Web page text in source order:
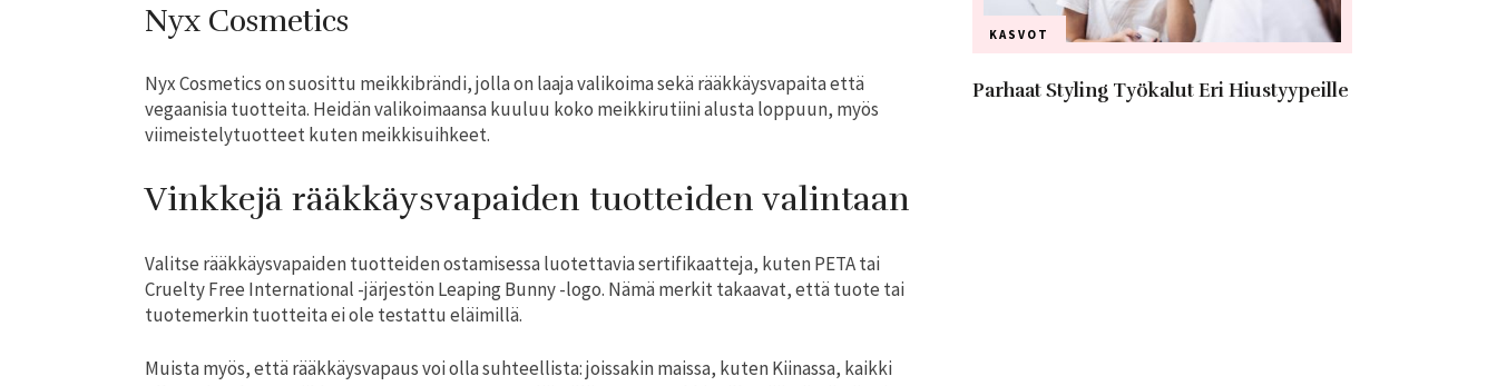
Nyx Cosmetics
Nyx Cosmetics on suosittu meikkibrändi, jolla on laaja valikoima sekä rääkkäysvapaita että
vegaanisia tuotteita. Heidän valikoimaansa kuuluu koko meikkirutiini alusta loppuun, myös
viimeistelytuotteet kuten meikkisuihkeet.
Vinkkejä rääkkäysvapaiden tuotteiden valintaan
Valitse rääkkäysvapaiden tuotteiden ostamisessa luotettavia sertifikaatteja, kuten PETA tai
Cruelty Free International -järjestön Leaping Bunny -logo. Nämä merkit takaavat, että tuote tai
tuotemerkin tuotteita ei ole testattu eläimillä.
Muista myös, että rääkkäysvapaus voi olla suhteellista: joissakin maissa, kuten Kiinassa, kaikki
KASVOT
Parhaat Styling Työkalut Eri Hiustyypeille